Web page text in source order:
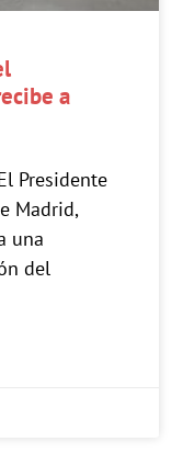
a
Presidente
Madrid,
una
del